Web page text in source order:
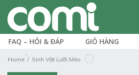
FAQ – HỎI & ĐÁP GIỎ HÀNG
Home Sinh Vật Lưỡi Mèo